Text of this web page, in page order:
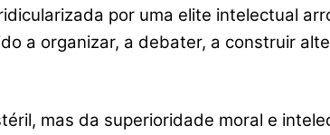
por uma elite intelectual
a organizar, a debater, a construir
mas da superioridade moral e